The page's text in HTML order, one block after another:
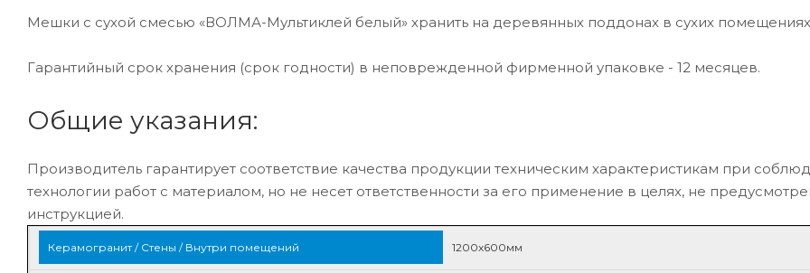
Мешки с сухой смесью «ВОЛМА-Мультиклей белый» хранить на деревянных поддонах в сухих
Гарантийный срок хранения (срок годности) в неповрежденной фирменной упаковке - 12 месяцев.
Общие указания:
Производитель гарантирует соответствие качества продукции техническим характеристикам при
технологии работ с материалом, но не несет ответственности за его применение в целях, не
инструкцией.
1200х600мм